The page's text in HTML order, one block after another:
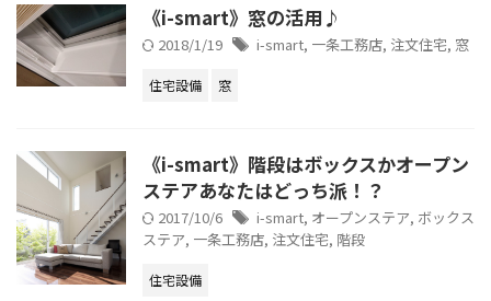
《i-smart》窓の活用♪
2018/1/19 i-smart, 一条工務店, 注文住宅, 窓
住宅設備 窓
《i-smart》階段はボックスかオープン
ステアあなたはどっち派！？
2017/10/6 i-smart, オープンステア, ボックス
ステア, 一条工務店, 注文住宅, 階段
住宅設備